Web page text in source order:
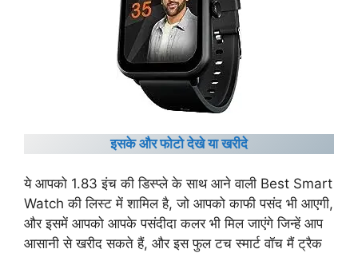
इसके और फोटो देखे या खरीदे
ये आपको 1.83 इंच की डिस्प्ले के साथ आने वाली Best Smart
Watch की लिस्ट में शामिल है, जो आपको काफी पसंद भी आएगी,
और इसमें आपको आपके पसंदीदा कलर भी मिल जाएंगे जिन्हें आप
आसानी से खरीद सकते हैं, और इस फुल टच स्मार्ट वॉच मैं ट्रैक